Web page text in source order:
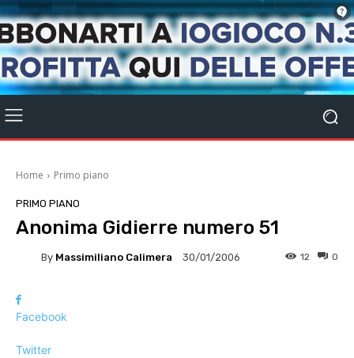
Home Primo piano
PRIMO PIANO
Anonima Gidierre numero 51
By Massimiliano Calimera 30/01/2006 0
12
Facebook
Twitter